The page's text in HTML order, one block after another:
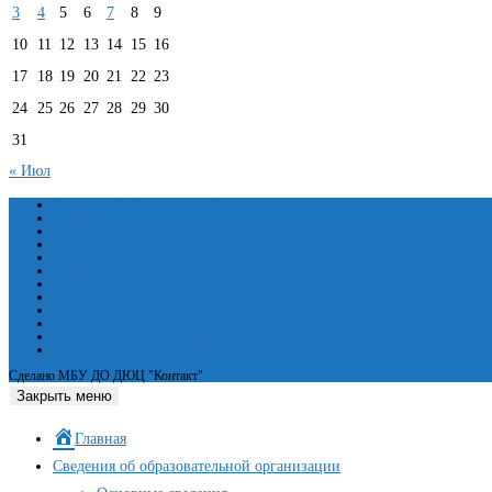
3
4 5 6 7 8
9
10
11 12 13 14 15 16
17
18 19 20 21 22 23
24 25 26 27 28 29 30
31
« Июл
Сделано МБУ ДО ДЮЦ "Контакт"
Закрыть меню
Главная
Сведения об образовательной организации